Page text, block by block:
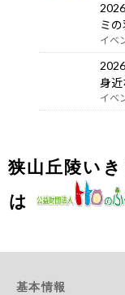
ミ
イベ
身
イベ
狭山丘陵い
は
基本情報